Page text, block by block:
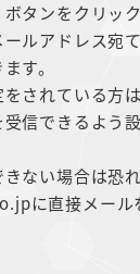
タンをクリッ
ルアドレス宛
す。
をされている
信できるよう
ない場合は恐
に直接メール